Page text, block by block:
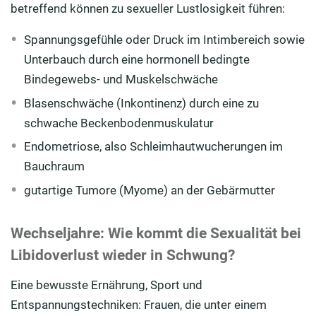
betreffend können zu sexueller Lustlosigkeit führen:
Spannungsgefühle oder Druck im Intimbereich sowie
Unterbauch durch eine hormonell bedingte
Bindegewebs- und Muskelschwäche
Blasenschwäche (Inkontinenz) durch eine zu
schwache Beckenbodenmuskulatur
Endometriose, also Schleimhautwucherungen im
Bauchraum
gutartige Tumore (Myome) an der Gebärmutter
Wechseljahre: Wie kommt die Sexualität bei
Libidoverlust wieder in Schwung?
Eine bewusste Ernährung, Sport und
Entspannungstechniken: Frauen, die unter einem